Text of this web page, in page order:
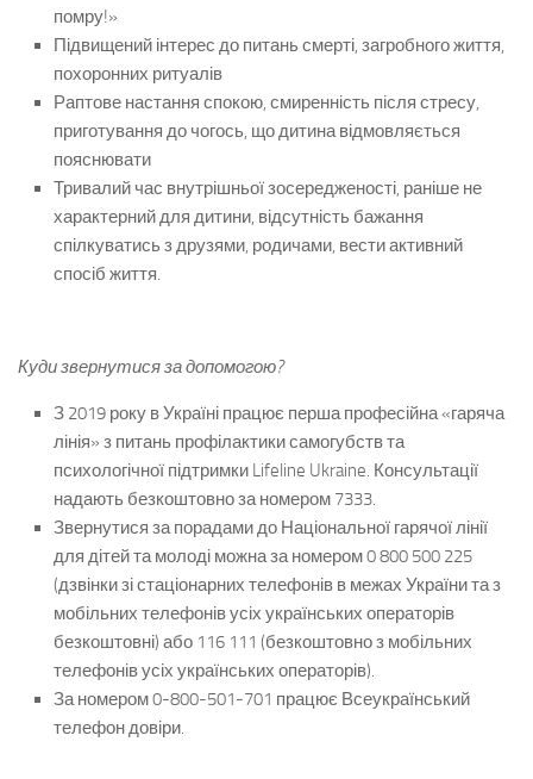
помру!»
Підвищений інтерес до питань смерті, загробного життя,
похоронних ритуалів
Раптове настання спокою, смиренність після стресу,
приготування до чогось, що дитина відмовляється
пояснювати
Тривалий час внутрішньої зосередженості, раніше не
характерний для дитини, відсутність бажання
спілкуватись з друзями, родичами, вести активний
спосіб життя.
Куди звернутися за допомогою?
З 2019 року в Україні працює перша професійна «гаряча
лінія» з питань профілактики самогубств та
психологічної підтримки Lifeline Ukraine. Консультації
надають безкоштовно за номером 7333.
Звернутися за порадами до Національної гарячої лінії
для дітей та молоді можна за номером 0 800 500 225
(дзвінки зі стаціонарних телефонів в межах України та з
мобільних телефонів усіх українських операторів
безкоштовні) або 116 111 (безкоштовно з мобільних
телефонів усіх українських операторів).
За номером 0-800-501-701 працює Всеукраїнський
телефон довіри.